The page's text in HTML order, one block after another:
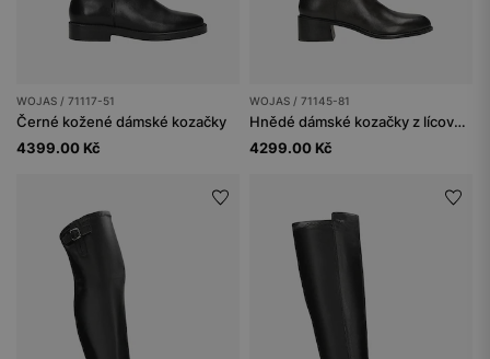
WOJAS / 71117-51
Černé kožené dámské kozačky
4399.00 Kč
WOJAS / 71145-81
Hnědé dámské kozačky z lícové kůže a textilu
4299.00 Kč